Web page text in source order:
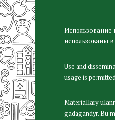
Использование
использованы
Use and
usage is
Materiallary
gadagandyr. Bu